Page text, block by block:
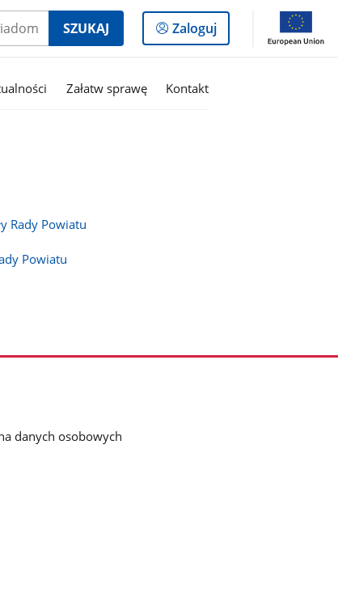
SZUKAJ
Logowanie
do
Zaloguj
Załatw sprawę Kontakt
Rady Powiatu
Powiatu
danych osobowych